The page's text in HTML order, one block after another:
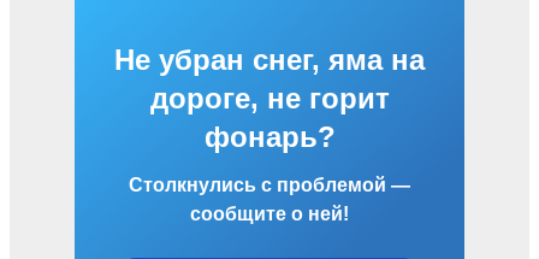
Не убран снег, яма на
дороге, не горит
фонарь?
Столкнулись с проблемой —
сообщите о ней!